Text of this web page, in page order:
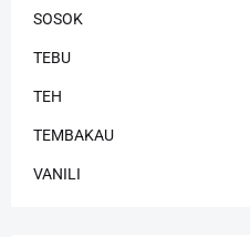
SOSOK
TEBU
TEH
TEMBAKAU
VANILI